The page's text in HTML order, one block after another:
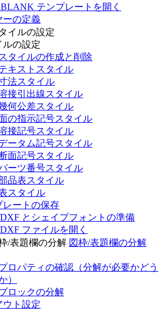
BLANK テンプレートを開く
ーの定義
イルの設定
ルの設定
スタイルの作成と削除
キストスタイル
法スタイル
接引出線スタイル
何公差スタイル
の指示記号スタイル
接記号スタイル
ータム記号スタイル
断面記号スタイル
ーツ番号スタイル
品表スタイル
スタイル
レートの保存
とシェイプフォントの準備
ファイルを開く
/表題欄の分解 図枠/表題欄の分解
ロパティの確認（分解が必要かどう
）
ロックの分解
ウト設定